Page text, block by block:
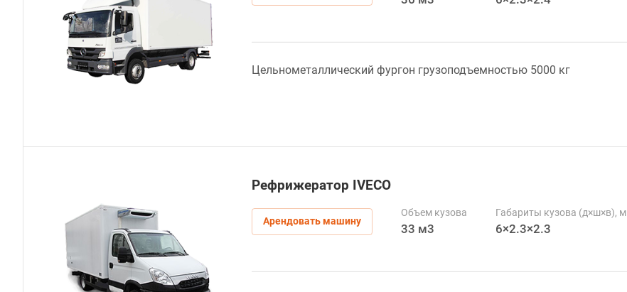
Цельнометаллический фургон грузоподъемностью 5000 кг
Рефрижератор IVECO
Арендовать машину
Объем кузова
33 м3
Габариты кузова (д×ш×в), м
6×2.3×2.3